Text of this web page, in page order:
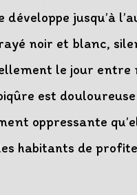
jusqu’à
noir et blanc,
le jour entre
est
oppressante
habitants de